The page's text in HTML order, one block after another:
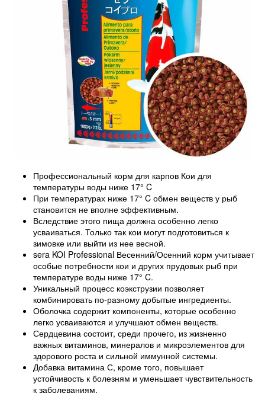
Профессиональный корм для карпов Кои для
температуры воды ниже 17° C
При температурах ниже 17° C обмен веществ у рыб
становится не вполне эффективным.
Вследствие этого пища должна особенно легко
усваиваться. Только так кои могут подготовиться к
зимовке или выйти из нее весной.
sera KOI Professional Весенний/Осенний корм учитывает
особые потребности кои и других прудовых рыб при
температуре воды ниже 17° C.
Уникальный процесс коэкструзии позволяет
комбинировать по-разному добытые ингредиенты.
Оболочка содержит компоненты, которые особенно
легко усваиваются и улучшают обмен веществ.
Сердцевина состоит, среди прочего, из жизненно
важных витаминов, минералов и микроэлементов для
здорового роста и сильной иммунной системы.
Добавка витамина С, кроме того, повышает
устойчивость к болезням и уменьшает чувствительность
к заболеваниям.